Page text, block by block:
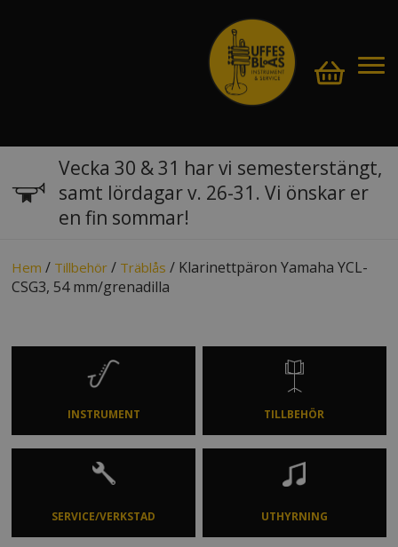
Vecka 30 & 31 har vi semesterstängt,
samt lördagar v. 26-31. Vi önskar er
en fin sommar!
Hem / Tillbehör / Träblås / Klarinettpäron Yamaha YCL-
CSG3, 54 mm/grenadilla
INSTRUMENT TILLBEHÖR
SERVICE/VERKSTAD UTHYRNING